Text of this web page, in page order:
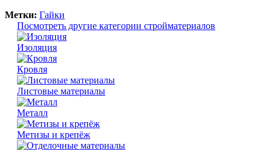
Метки: Гайки
Посмотреть другие категории стройматериалов
Изоляция
Кровля
Листовые материалы
Металл
Метизы и крепёж